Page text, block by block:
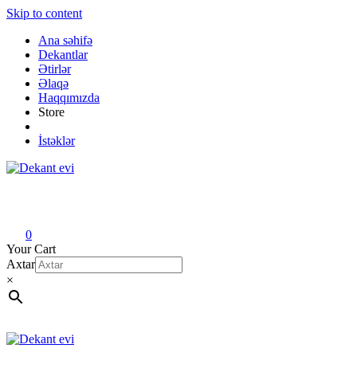
Skip to content
Ana səhifə
Dekantlar
Ətirlər
Əlaqə
Haqqımızda
Store
İstəklər
0
Your Cart
Axtar
×